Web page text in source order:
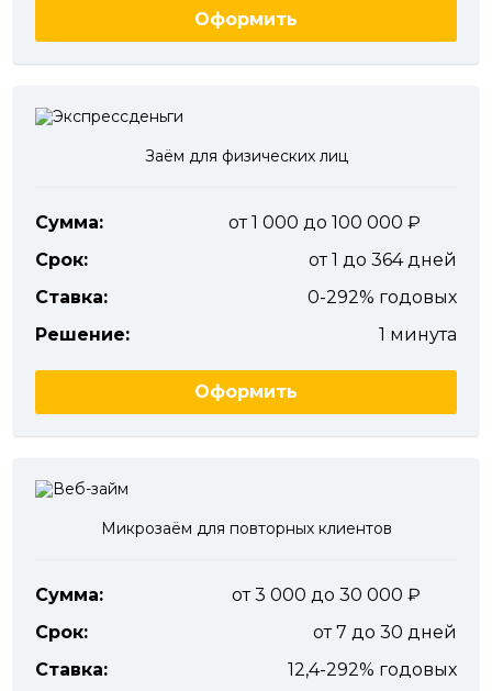
Оформить
Заём для физических лиц
Сумма:
от 1 000 до 100 000
Срок:
от 1 до 364 дней
Ставка:
0-292% годовых
Решение:
1 минута
Оформить
Микрозаём для повторных клиентов
Сумма:
от 3 000 до 30 000
Срок:
от 7 до 30 дней
Ставка:
12,4-292% годовых